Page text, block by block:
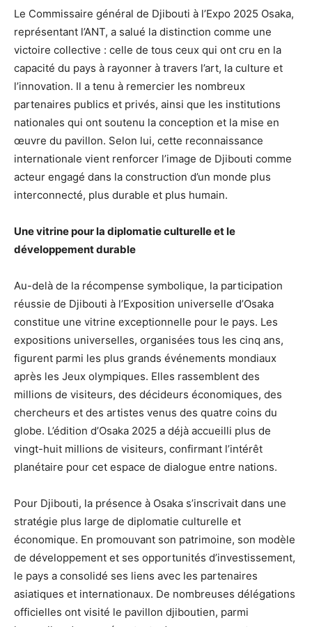
Le Commissaire général de Djibouti à l’Expo 2025 Osaka,
représentant l’ANT, a salué la distinction comme une
victoire collective : celle de tous ceux qui ont cru en la
capacité du pays à rayonner à travers l’art, la culture et
l’innovation. Il a tenu à remercier les nombreux
partenaires publics et privés, ainsi que les institutions
nationales qui ont soutenu la conception et la mise en
œuvre du pavillon. Selon lui, cette reconnaissance
internationale vient renforcer l’image de Djibouti comme
acteur engagé dans la construction d’un monde plus
interconnecté, plus durable et plus humain.
Une vitrine pour la diplomatie culturelle et le
développement durable
Au-delà de la récompense symbolique, la participation
réussie de Djibouti à l’Exposition universelle d’Osaka
constitue une vitrine exceptionnelle pour le pays. Les
expositions universelles, organisées tous les cinq ans,
figurent parmi les plus grands événements mondiaux
après les Jeux olympiques. Elles rassemblent des
millions de visiteurs, des décideurs économiques, des
chercheurs et des artistes venus des quatre coins du
globe. L’édition d’Osaka 2025 a déjà accueilli plus de
vingt-huit millions de visiteurs, confirmant l’intérêt
planétaire pour cet espace de dialogue entre nations.
Pour Djibouti, la présence à Osaka s’inscrivait dans une
stratégie plus large de diplomatie culturelle et
économique. En promouvant son patrimoine, son modèle
de développement et ses opportunités d’investissement,
le pays a consolidé ses liens avec les partenaires
asiatiques et internationaux. De nombreuses délégations
officielles ont visité le pavillon djiboutien, parmi